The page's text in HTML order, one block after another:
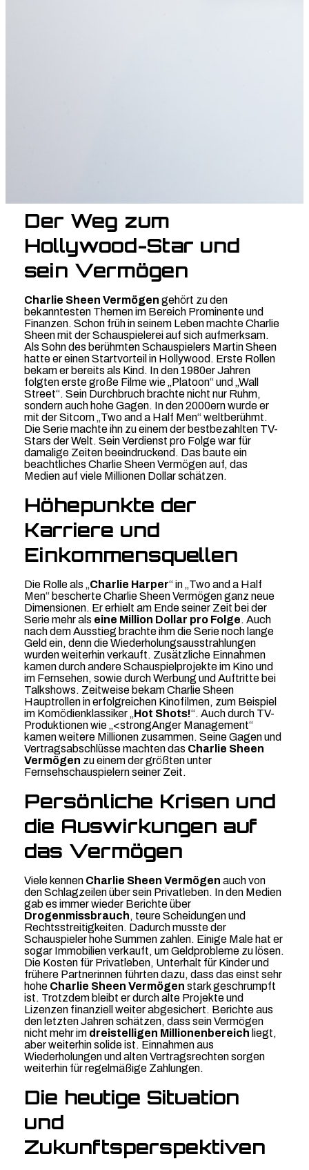
Der Weg zum
Hollywood-Star und
sein Vermögen
Charlie Sheen Vermögen gehört zu den
bekanntesten Themen im Bereich Prominente und
Finanzen. Schon früh in seinem Leben machte Charlie
Sheen mit der Schauspielerei auf sich aufmerksam.
Als Sohn des berühmten Schauspielers Martin Sheen
hatte er einen Startvorteil in Hollywood. Erste Rollen
bekam er bereits als Kind. In den 1980er Jahren
folgten erste große Filme wie „Platoon“ und „Wall
Street“. Sein Durchbruch brachte nicht nur Ruhm,
sondern auch hohe Gagen. In den 2000ern wurde er
mit der Sitcom „Two and a Half Men“ weltberühmt.
Die Serie machte ihn zu einem der bestbezahlten TV-
Stars der Welt. Sein Verdienst pro Folge war für
damalige Zeiten beeindruckend. Das baute ein
beachtliches Charlie Sheen Vermögen auf, das
Medien auf viele Millionen Dollar schätzen.
Höhepunkte der
Karriere und
Einkommensquellen
Die Rolle als „Charlie Harper“ in „Two and a Half
Men“ bescherte Charlie Sheen Vermögen ganz neue
Dimensionen. Er erhielt am Ende seiner Zeit bei der
Serie mehr als eine Million Dollar pro Folge. Auch
nach dem Ausstieg brachte ihm die Serie noch lange
Geld ein, denn die Wiederholungsausstrahlungen
wurden weiterhin verkauft. Zusätzliche Einnahmen
kamen durch andere Schauspielprojekte im Kino und
im Fernsehen, sowie durch Werbung und Auftritte bei
Talkshows. Zeitweise bekam Charlie Sheen
Hauptrollen in erfolgreichen Kinofilmen, zum Beispiel
im Komödienklassiker „Hot Shots!“. Auch durch TV-
Produktionen wie „<strongAnger Management“
kamen weitere Millionen zusammen. Seine Gagen und
Vertragsabschlüsse machten das Charlie Sheen
Vermögen zu einem der größten unter
Fernsehschauspielern seiner Zeit.
Persönliche Krisen und
die Auswirkungen auf
das Vermögen
Viele kennen Charlie Sheen Vermögen auch von
den Schlagzeilen über sein Privatleben. In den Medien
gab es immer wieder Berichte über
Drogenmissbrauch, teure Scheidungen und
Rechtsstreitigkeiten. Dadurch musste der
Schauspieler hohe Summen zahlen. Einige Male hat er
sogar Immobilien verkauft, um Geldprobleme zu lösen.
Die Kosten für Privatleben, Unterhalt für Kinder und
frühere Partnerinnen führten dazu, dass das einst sehr
hohe Charlie Sheen Vermögen stark geschrumpft
ist. Trotzdem bleibt er durch alte Projekte und
Lizenzen finanziell weiter abgesichert. Berichte aus
den letzten Jahren schätzen, dass sein Vermögen
nicht mehr im dreistelligen Millionenbereich liegt,
aber weiterhin solide ist. Einnahmen aus
Wiederholungen und alten Vertragsrechten sorgen
weiterhin für regelmäßige Zahlungen.
Die heutige Situation
und
Zukunftsperspektiven